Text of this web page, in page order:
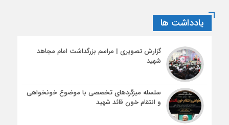
یادداشت ها
گزارش تصویری | مراسم بزرگداشت امام مجاهد
شهید
سلسله میزگردهای تخصصی با موضوع خونخواهی
و انتقام خون قائد شهید